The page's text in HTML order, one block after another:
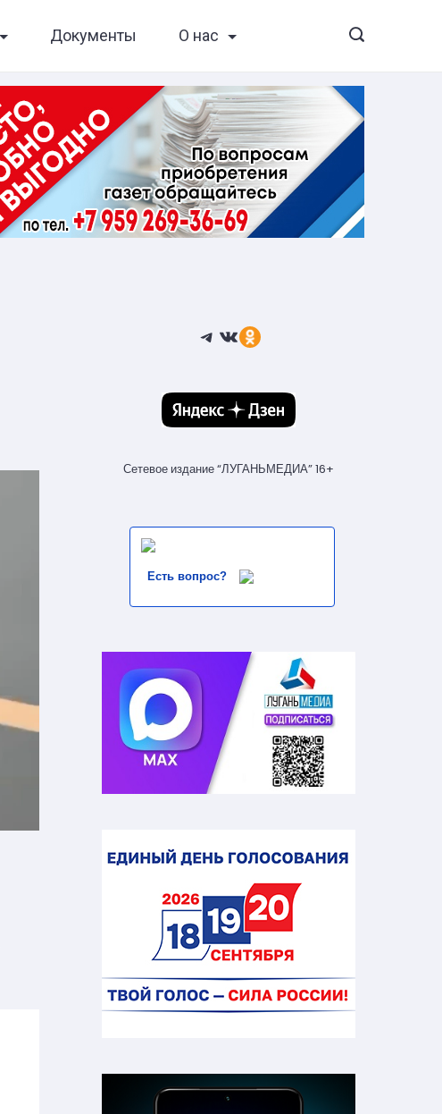
Документы О нас
Telegram
ВКонтакте
Ссылка
Сетевое издание “ЛУГАНЬМЕДИА” 16+
Есть вопрос?